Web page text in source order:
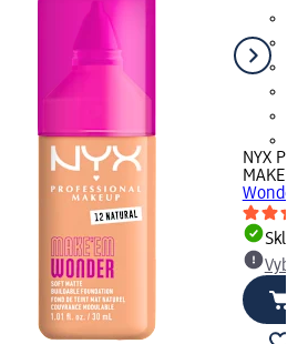
NYX
MAKEUP
Wonder,